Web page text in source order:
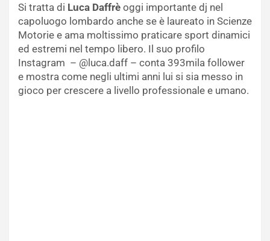
Si tratta di Luca Daffrè oggi importante dj nel
capoluogo lombardo anche se è laureato in Scienze
Motorie e ama moltissimo praticare sport dinamici
ed estremi nel tempo libero. Il suo profilo
Instagram – @luca.daff – conta 393mila follower
e mostra come negli ultimi anni lui si sia messo in
gioco per crescere a livello professionale e umano.